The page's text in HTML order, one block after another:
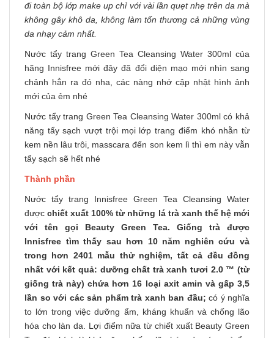
đi toàn bộ lớp make up chỉ với vài lần quẹt nhẹ trên da mà
không gây khô da, không làm tổn thương cả những vùng
da nhạy cảm nhất.
Nước tẩy trang Green Tea Cleansing Water 300ml của
hãng Innisfree mới đây đã đổi diện mạo mới nhìn sang
chảnh hẳn ra đó nha, các nàng nhớ cập nhật hình ảnh
mới của ẻm nhé
Nước tẩy trang Green Tea Cleansing Water 300ml có khả
năng tẩy sạch vượt trội mọi lớp trang điểm khó nhằn từ
kem nền lâu trôi, masscara đến son kem lì thì em này vẫn
tẩy sạch sẽ hết nhé
Thành phần
Nước tẩy trang Innisfree Green Tea Cleansing Water
đượcchiết xuất 100% từ những lá trà xanh thế hệ mới
với tên gọi Beauty Green Tea. Giống trà được
Innisfree tìm thấy sau hơn 10 năm nghiên cứu và
trong hơn 2401 mẫu thử nghiệm, tất cả đều đồng
nhất với kết quả: dưỡng chất trà xanh tươi 2.0 ™ (từ
giống trà này) chứa hơn 16 loại axit amin và gấp 3,5
lần so với các sản phẩm trà xanh ban đầu; có ý nghĩa
to lớn trong việc dưỡng ẩm, kháng khuẩn và chống lão
hóa cho làn da. Lợi điểm nữa từ chiết xuất Beauty Green